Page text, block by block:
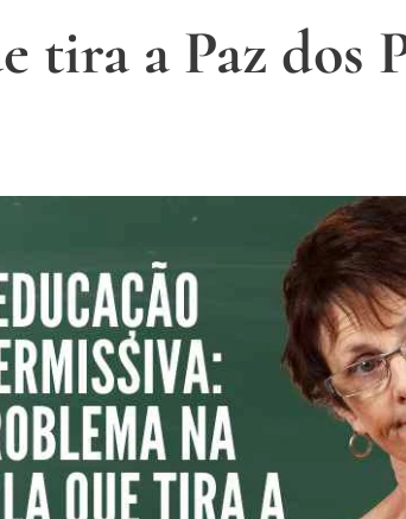
tira a Paz dos